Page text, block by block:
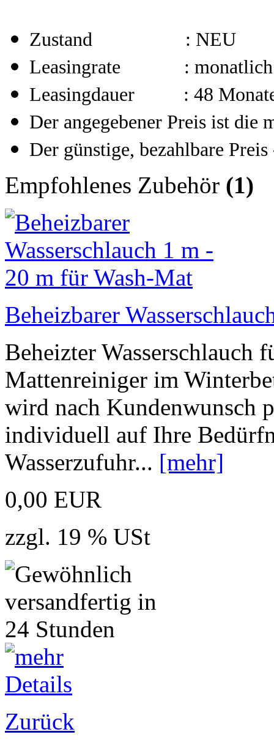
Zustand : NEU
Leasingrate : monatlich
Leasingdauer : 48
Der angegebener Preis ist die
Der günstige, bezahlbare
Empfohlenes Zubehör (1)
Beheizbarer
Beheizter Wasserschlauch
Mattenreiniger im
wird nach Kundenwunsch
individuell auf Ihre
Wasserzufuhr... [mehr]
0,00 EUR
zzgl. 19 % USt
Zurück